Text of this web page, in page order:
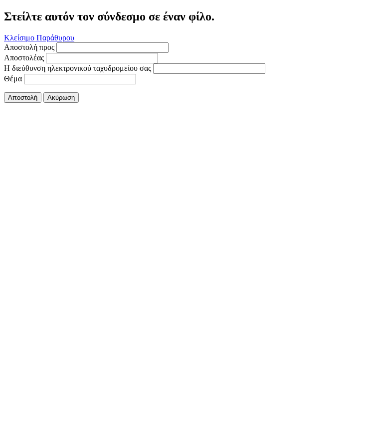
Στείλτε αυτόν τον σύνδεσμο σε έναν φίλο.
Κλείσιμο Παράθυρου
Αποστολή προς
Αποστολέας
Η διεύθυνση ηλεκτρονικού ταχυδρομείου σας
Θέμα
Αποστολή Ακύρωση